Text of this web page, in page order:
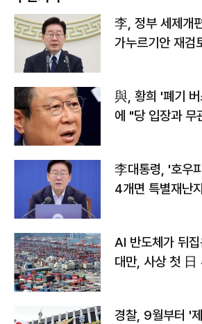
李, 정부 세제개
가누르기안 재검
與, 황희 '폐기
에 "당 입장과
李대통령, '호우
4개면 특별재난
AI 반도체가 뒤
대만, 사상 첫 日
경찰, 9월부터 '